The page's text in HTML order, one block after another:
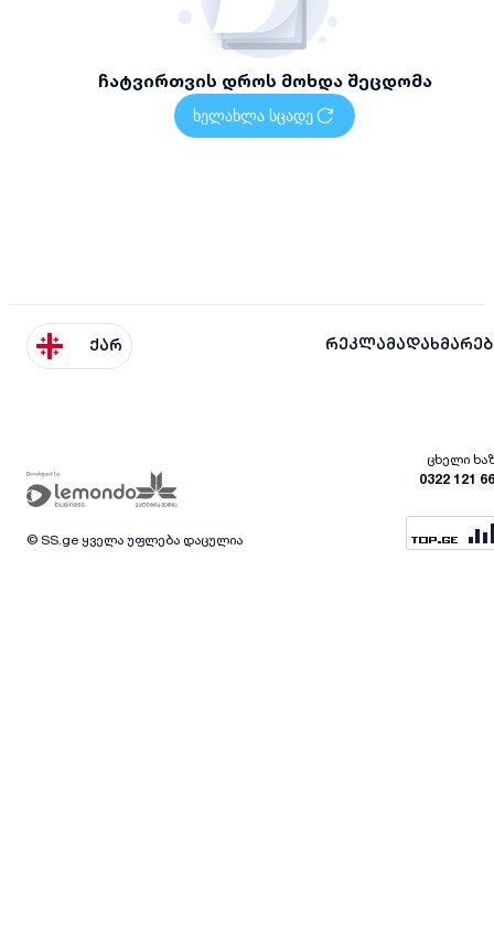
ჩატვირთვის დროს მოხდა შეცდომა
ხელახლა სცადე
ქარ რეკლამა
ცხელი
0322 121
© SS.ge ყველა უფლება დაცულია